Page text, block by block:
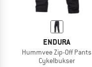
ENDURA
Hummvee Zip-Off Pants
Cykelbukser